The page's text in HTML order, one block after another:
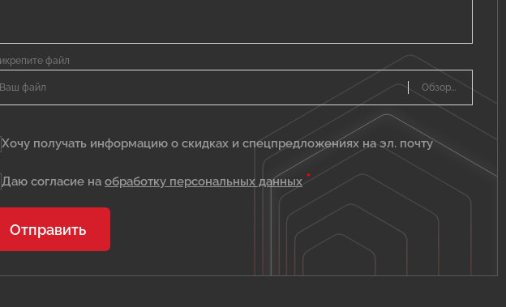
Ваш файл
Хочу получать информацию о скидках и спецпредложениях на эл. почту
Даю согласие на обработку персональных данных *
Отправить